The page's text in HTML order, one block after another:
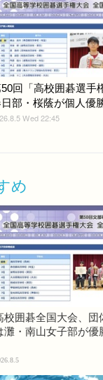
回「高校囲碁選手
部・桜蔭が個人優
Wed 22:45
め
校囲碁全国大会、団
灘・南山女子部が優